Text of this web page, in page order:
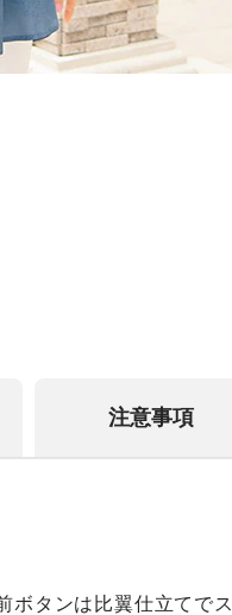
注意事項
ボタンは比翼仕立てでス